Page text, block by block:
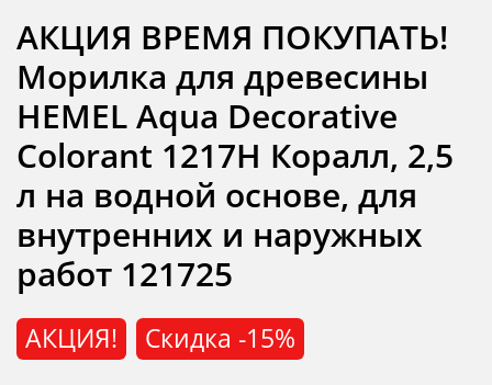
АКЦИЯ! Скидка -15%
АКЦИЯ ВРЕМЯ ПОКУПАТЬ!
Морилка для древесины
HEMEL Aqua Decorative
Colorant 1217H Коралл, 2,5
л на водной основе, для
внутренних и наружных
работ 121725